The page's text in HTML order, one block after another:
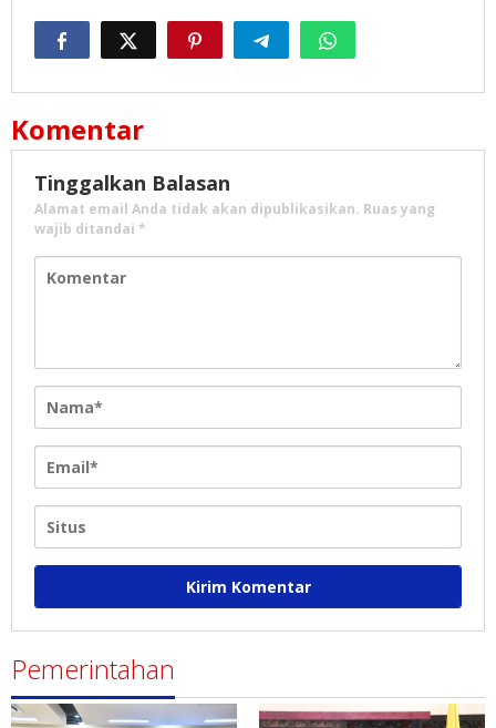
Komentar
Tinggalkan Balasan
Alamat email Anda tidak akan dipublikasikan. Ruas yang
wajib ditandai *
Pemerintahan